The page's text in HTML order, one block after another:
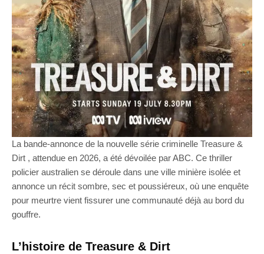
La bande-annonce de la nouvelle série criminelle Treasure &
Dirt , attendue en 2026, a été dévoilée par ABC. Ce thriller
policier australien se déroule dans une ville minière isolée et
annonce un récit sombre, sec et poussiéreux, où une enquête
pour meurtre vient fissurer une communauté déjà au bord du
gouffre.
L’histoire de Treasure & Dirt